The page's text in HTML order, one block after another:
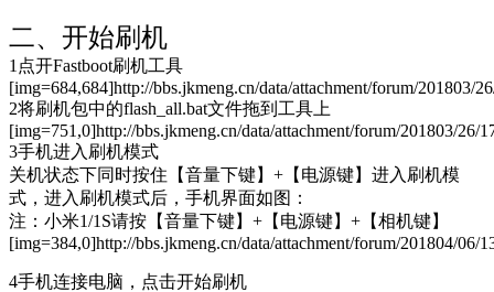
二、开始刷机
1点开Fastboot刷机工具
[img=684,684]http://bbs.jkmeng.cn/data/attachment/forum/201803/
2将刷机包中的flash_all.bat文件拖到工具上
[img=751,0]http://bbs.jkmeng.cn/data/attachment/forum/201803/
3手机进入刷机模式
关机状态下同时按住【音量下键】+【电源键】进入刷机模
式，进入刷机模式后，手机界面如图：
注：小米1/1S请按【音量下键】+【电源键】+【相机键】
[img=384,0]http://bbs.jkmeng.cn/data/attachment/forum/201804/06/
4手机连接电脑，点击开始刷机